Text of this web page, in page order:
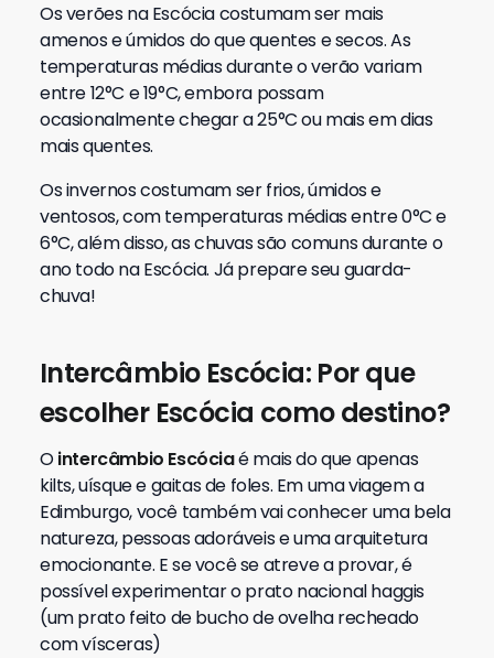
Os verões na Escócia costumam ser mais
amenos e úmidos do que quentes e secos. As
temperaturas médias durante o verão variam
entre 12°C e 19°C, embora possam
ocasionalmente chegar a 25°C ou mais em dias
mais quentes.
Os invernos costumam ser frios, úmidos e
ventosos, com temperaturas médias entre 0°C e
6°C, além disso, as chuvas são comuns durante o
ano todo na Escócia. Já prepare seu guarda-
chuva!
Intercâmbio Escócia: Por que
escolher Escócia como destino?
Ointercâmbio Escóciaé mais do que apenas
kilts, uísque e gaitas de foles. Em uma viagem a
Edimburgo, você também vai conhecer uma bela
natureza, pessoas adoráveis ​​e uma arquitetura
emocionante. E se você se atreve a provar, é
possível experimentar o prato nacional haggis
(um prato feito de bucho de ovelha recheado
com vísceras)